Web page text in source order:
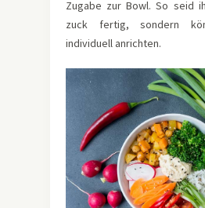
Zugabe zur Bowl. So seid
zuck fertig, sondern
individuell anrichten.